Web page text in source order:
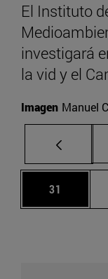
El Instituto
investigará
la vid y el
Imagen Manuel
Página
31